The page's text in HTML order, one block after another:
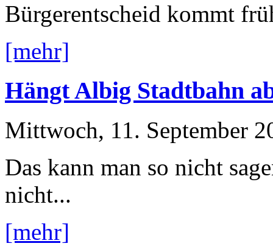
Bürgerentscheid kommt
[mehr]
Hängt Albig Stadtbahn
Mittwoch, 11. September
Das kann man so nicht
nicht...
[mehr]